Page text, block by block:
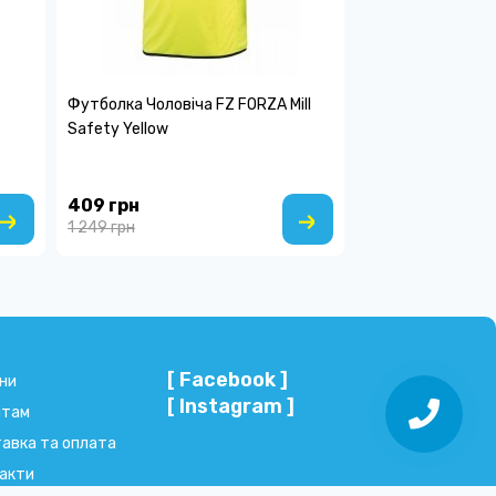
Футболка Чоловіча FZ FORZA Mill
Safety Yellow
409 грн
1 249 грн
та оплата
[ Facebook ]
[ Instagram ]